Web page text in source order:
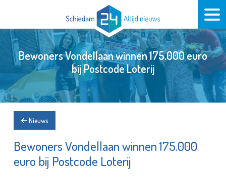
Bewoners Vondellaan winnen 175.000 euro
bij Postcode Loterij
Nieuws
Bewoners Vondellaan winnen 175.000
euro bij Postcode Loterij